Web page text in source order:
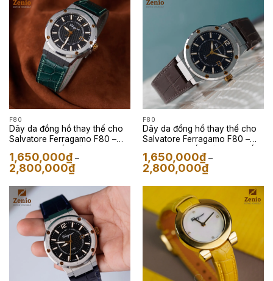
F80
Dây da đồng hồ thay thế cho
Salvatore Ferragamo F80 –
1,650,000₫ –
2,800,000₫Khoảng
giá:
1,650,000₫
đến
2,800,000₫
F80
Dây da đồng hồ thay thế cho
Salvatore Ferragamo F80 –
1,650,000₫ –
2,800,000₫Khoảng
giá:
1,650,000₫
đến
2,800,000₫